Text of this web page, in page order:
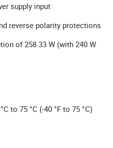
supply input
reverse polarity protections
of 258.33 W (with 240 W
to 75 °C (-40 °F to 75 °C)